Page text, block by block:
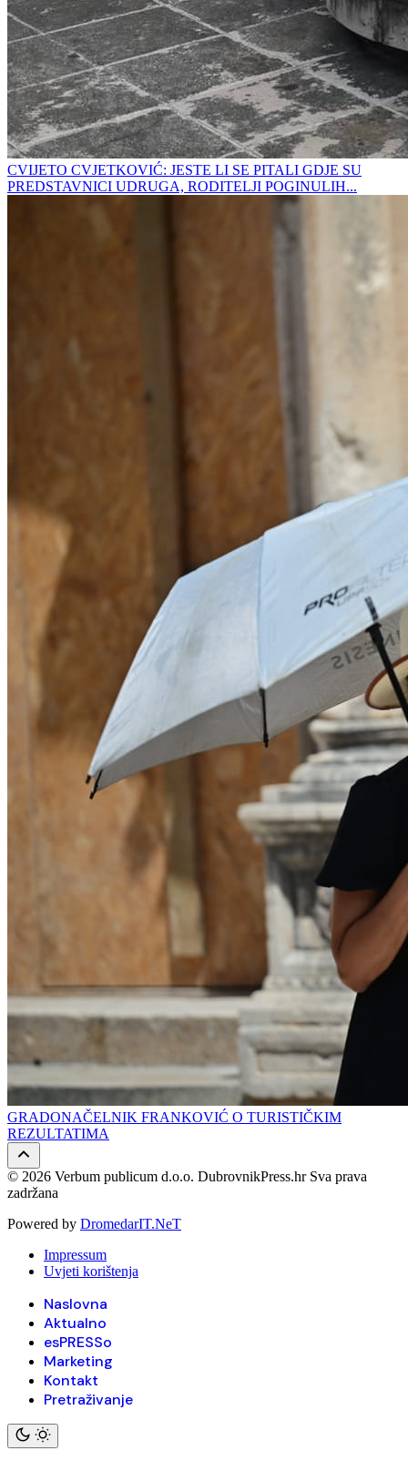
CVIJETO CVJETKOVIĆ: JESTE LI SE PITALI GDJE SU
PREDSTAVNICI UDRUGA, RODITELJI POGINULIH...
GRADONAČELNIK FRANKOVIĆ O TURISTIČKIM
REZULTATIMA
© 2026 Verbum publicum d.o.o. DubrovnikPress.hr Sva prava
zadržana
Powered by DromedarIT.NeT
Impressum
Uvjeti korištenja
Naslovna
Aktualno
esPRESSo
Marketing
Kontakt
Pretraživanje